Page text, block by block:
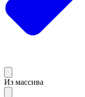
Из массива